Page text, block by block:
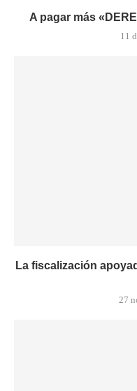
A pagar más
11
La fiscalización
27